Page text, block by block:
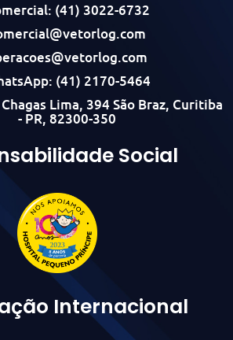
(41) 3022-6732
(41) 2170-5464
Lima, 394 São Braz, Curitiba
- PR, 82300-350
Social
Internacional